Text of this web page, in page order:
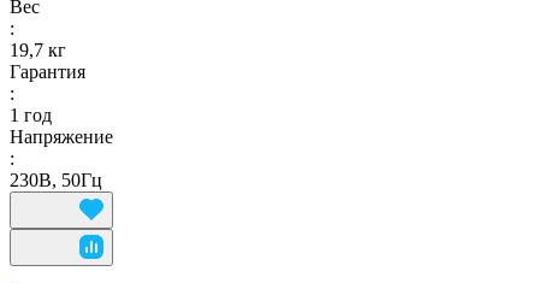
Вес
:
19,7 кг
Гарантия
:
1 год
Напряжение
:
230В, 50Гц